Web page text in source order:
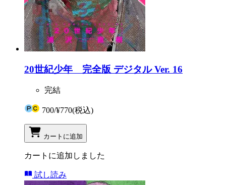
20世紀少年 完全版 デジタル Ver. 16
完結
700/¥770(税込)
カートに追加
カートに追加しました
試し読み